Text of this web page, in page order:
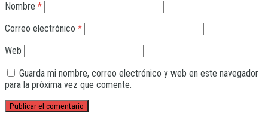
Nombre *
Correo electrónico *
Web
Guarda mi nombre, correo electrónico y web en este navegador
para la próxima vez que comente.